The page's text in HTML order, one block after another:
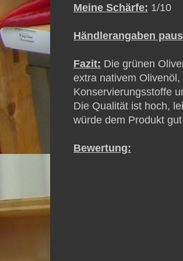
Meine Schärfe: 1/10
Händlerangaben
Fazit: Die grünen
extra nativem
Konservierungsstoffe
Die Qualität ist hoch,
würde dem Produkt
Bewertung: